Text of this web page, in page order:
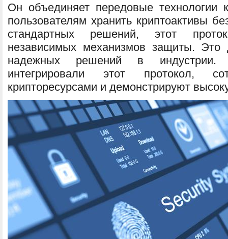
Он объединяет передовые технологии
пользователям хранить криптоактивы
стандартных решений, этот
независимых механизмов защиты.
надежных решений в
интегрировали этот протокол,
крипторесурсами и демонстрируют